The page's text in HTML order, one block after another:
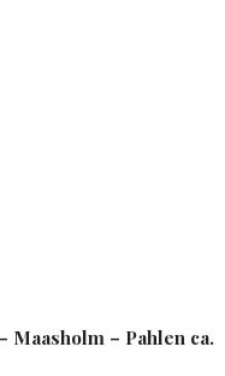
Maasholm – Pahlen ca.